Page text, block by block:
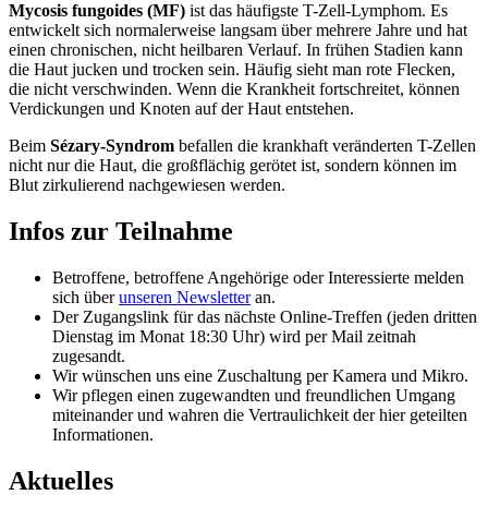
Mycosis fungoides (MF) ist das häufigste T-Zell-Lymphom. Es
entwickelt sich normalerweise langsam über mehrere Jahre und hat
einen chronischen, nicht heilbaren Verlauf. In frühen Stadien kann
die Haut jucken und trocken sein. Häufig sieht man rote Flecken,
die nicht verschwinden. Wenn die Krankheit fortschreitet, können
Verdickungen und Knoten auf der Haut entstehen.
Beim Sézary-Syndrom befallen die krankhaft veränderten T-Zellen
nicht nur die Haut, die großflächig gerötet ist, sondern können im
Blut zirkulierend nachgewiesen werden.
Infos zur Teilnahme
Betroffene, betroffene Angehörige oder Interessierte melden
sich überunseren Newsletteran.
Der Zugangslink für das nächste Online-Treffen (jeden dritten
Dienstag im Monat 18:30 Uhr) wird per Mail zeitnah
zugesandt.
Wir wünschen uns eine Zuschaltung per Kamera und Mikro.
Wir pflegen einen zugewandten und freundlichen Umgang
miteinander und wahren die Vertraulichkeit der hier geteilten
Informationen.
Aktuelles